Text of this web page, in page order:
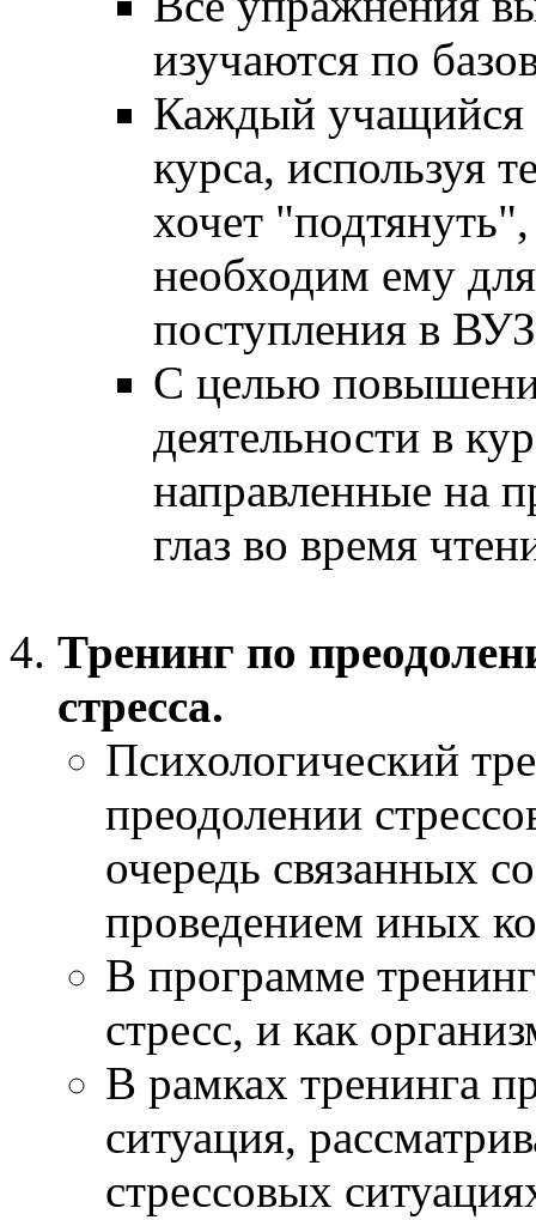
изучаются по
Каждый учащийся
курса, используя
хочет
необходим ему
поступления в
С целью
деятельности в
направленные на
глаз во время
Тренинг по
стресса.
Психологический
преодолении
очередь связанных
проведением иных
В программе
стресс, и как
В рамках тренинга
ситуация,
стрессовых